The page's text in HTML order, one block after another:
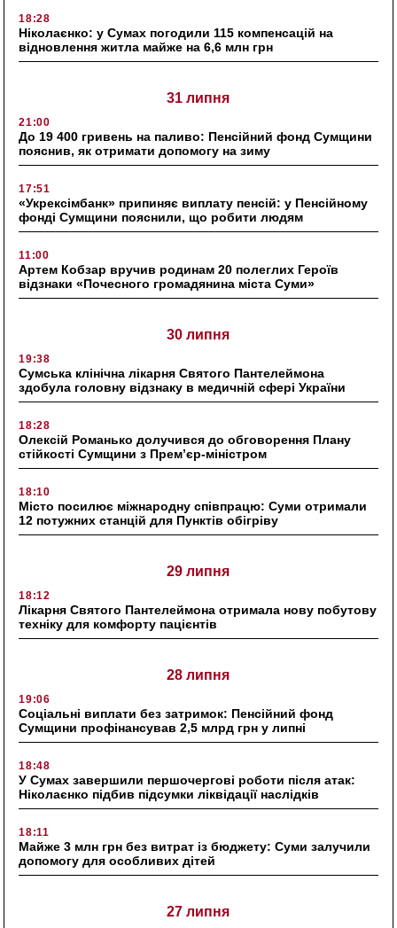
18:28
Ніколаєнко: у Сумах погодили 115 компенсацій на
відновлення житла майже на 6,6 млн грн
31 липня
21:00
До 19 400 гривень на паливо: Пенсійний фонд Сумщини
пояснив, як отримати допомогу на зиму
17:51
«Укрексімбанк» припиняє виплату пенсій: у Пенсійному
фонді Сумщини пояснили, що робити людям
11:00
Артем Кобзар вручив родинам 20 полеглих Героїв
відзнаки «Почесного громадянина міста Суми»
30 липня
19:38
Сумська клінічна лікарня Святого Пантелеймона
здобула головну відзнаку в медичній сфері України
18:28
Олексій Романько долучився до обговорення Плану
стійкості Сумщини з Прем’єр-міністром
18:10
Місто посилює міжнародну співпрацю: Суми отримали
12 потужних станцій для Пунктів обігріву
29 липня
18:12
Лікарня Святого Пантелеймона отримала нову побутову
техніку для комфорту пацієнтів
28 липня
19:06
Соціальні виплати без затримок: Пенсійний фонд
Сумщини профінансував 2,5 млрд грн у липні
18:48
У Сумах завершили першочергові роботи після атак:
Ніколаєнко підбив підсумки ліквідації наслідків
18:11
Майже 3 млн грн без витрат із бюджету: Суми залучили
допомогу для особливих дітей
27 липня